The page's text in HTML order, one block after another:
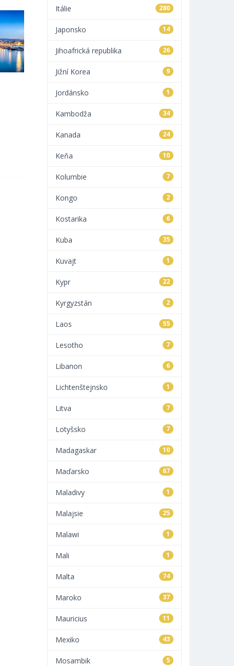
280
Itálie
14
Japonsko
26
Jihoafrická republika
9
Jižní Korea
1
Jordánsko
34
Kambodža
24
Kanada
10
Keňa
7
Kolumbie
2
Kongo
6
Kostarika
35
Kuba
1
Kuvajt
22
Kypr
2
Kyrgyzstán
55
Laos
7
Lesotho
6
Libanon
1
Lichtenštejnsko
7
Litva
7
Lotyšsko
10
Madagaskar
67
Maďarsko
1
Maladivy
25
Malajsie
1
Malawi
1
Mali
74
Malta
37
Maroko
11
Mauricius
43
Mexiko
5
Mosambik